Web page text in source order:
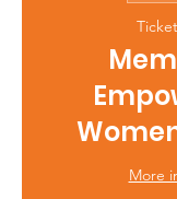
More